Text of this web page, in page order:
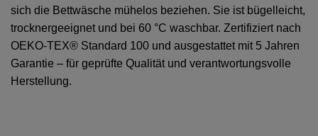
sich die Bettwäsche mühelos beziehen. Sie ist bügelleicht,
trocknergeeignet und bei 60 °C waschbar. Zertifiziert nach
OEKO-TEX® Standard 100 und ausgestattet mit 5 Jahren
Garantie – für geprüfte Qualität und verantwortungsvolle
Herstellung.